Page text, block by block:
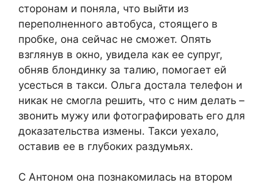
сторонам и поняла, что выйти из
переполненного автобуса, стоящего в
пробке, она сейчас не сможет. Опять
взглянув в окно, увидела как ее супруг,
обняв блондинку за талию, помогает ей
усесться в такси. Ольга достала телефон и
никак не смогла решить, что с ним делать –
звонить мужу или фотографировать его для
доказательства измены. Такси уехало,
оставив ее в глубоких раздумьях.
С Антоном она познакомилась на втором